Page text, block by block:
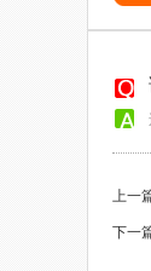
上一
下一